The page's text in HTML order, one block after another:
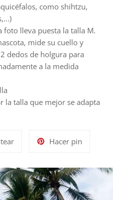
como shihtzu,
foto lleva puesta la talla M.
mide su cuello y
dedos de holgura para
a la medida
la talla que mejor se adapta
Tuitear
Hacer pin